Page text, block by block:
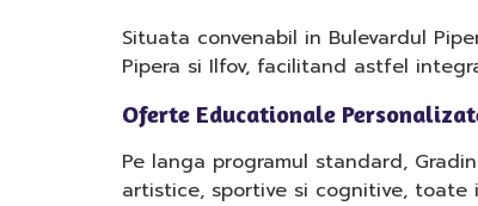
Situata convenabil in Bulevardul
Pipera si Ilfov, facilitand astfel
Oferte Educationale
Pe langa programul standard,
artistice, sportive si cognitive,